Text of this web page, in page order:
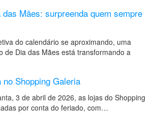
Mães: surpreenda quem sempre
do calendário se aproximando, uma
de Dia das Mães está transformando a
Shopping Galeria
3 de abril de 2026, as lojas do Shopping
por conta do feriado, com…